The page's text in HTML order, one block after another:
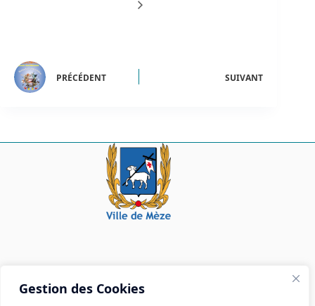
Gestion des Cookies
PRÉCÉDENT SUIVANT
Mairie de Mèze